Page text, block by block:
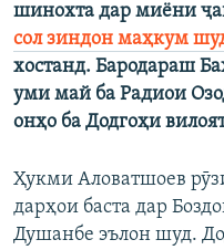
шинохта дар миёни
сол зиндон маҳкум
хостанд. Бародараш
уми май ба Радиои
онҳо ба Додгоҳи
Ҳукми Аловатшоев
дарҳои баста дар
Душанбе эълон шуд.